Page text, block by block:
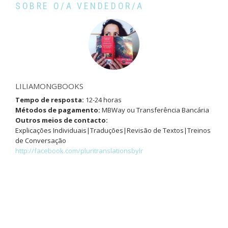
SOBRE O/A VENDEDOR/A
LILIAMONGBOOKS
Tempo de resposta: 12-24 horas
Métodos de pagamento: MBWay ou Transferência Bancária
Outros meios de contacto:
Explicações Individuais|Traduções|Revisão de Textos|Treinos
de Conversação
http://facebook.com/pluritranslationsbylr